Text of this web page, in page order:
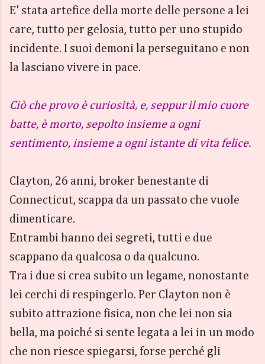
E' stata artefice della morte delle persone a lei
care, tutto per gelosia, tutto per uno stupido
incidente. I suoi demoni la perseguitano e non
la lasciano vivere in pace.
Ciò che provo è curiosità, e, seppur il mio cuore
batte, è morto, sepolto insieme a ogni
sentimento, insieme a ogni istante di vita felice.
Clayton, 26 anni, broker benestante di
Connecticut, scappa da un passato che vuole
dimenticare.
Entrambi hanno dei segreti, tutti e due
scappano da qualcosa o da qualcuno.
Tra i due si crea subito un legame, nonostante
lei cerchi di respingerlo. Per Clayton non è
subito attrazione fisica, non che lei non sia
bella, ma poiché si sente legata a lei in un modo
che non riesce spiegarsi, forse perché gli